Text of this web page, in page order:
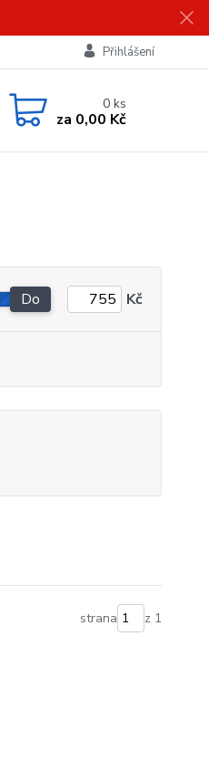
Přihlášení
0ks
za 0,00 Kč
Do Kč
strana z 1